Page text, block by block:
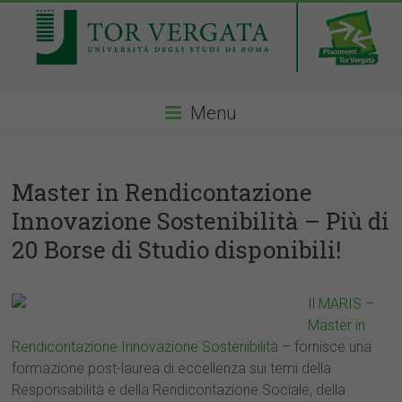
Menu
Master in Rendicontazione
Innovazione Sostenibilità – Più di
20 Borse di Studio disponibili!
MARIS –
Master in
Rendicontazione Innovazione Sostenibilità – fornisce una
formazione post-laurea di eccellenza sui temi della
Responsabilità e della Rendicontazione Sociale, della